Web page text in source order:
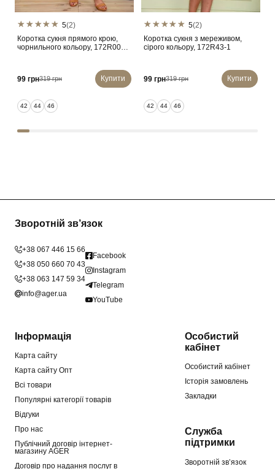
5(2)
Коротка сукня прямого крою,
чорнильного кольору, 172R003-
99 грн319 грн Купити
42 44 46
5(2)
Коротка сукня з мереживом,
сірого кольору, 172R43-1
99 грн319 грн Купити
42 44 46
Зворотній зв’язок
+38 067 446 15 66
+38 050 660 70 43
+38 063 147 59 34
info@ager.ua
Facebook
Instagram
Telegram
YouTube
Інформація
Карта сайту
Карта сайту Опт
Всі товари
Популярні категорії товарів
Відгуки
Про нас
Публічний договір інтернет-
магазину AGER
Договір про надання послуг в
Особистий
кабінет
Особистий кабінет
Історія замовлень
Закладки
Служба
підтримки
Зворотній зв’язок